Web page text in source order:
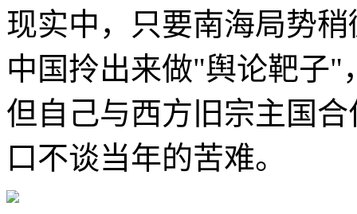
现实中，只要南海局势
中国拎出来做"舆论靶子
但自己与西方旧宗主国
口不谈当年的苦难。